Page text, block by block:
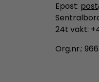
Epost:
24t vakt:
Org.nr.: